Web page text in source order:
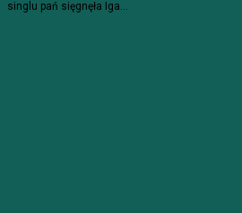
singlu pań sięgnęła Iga...